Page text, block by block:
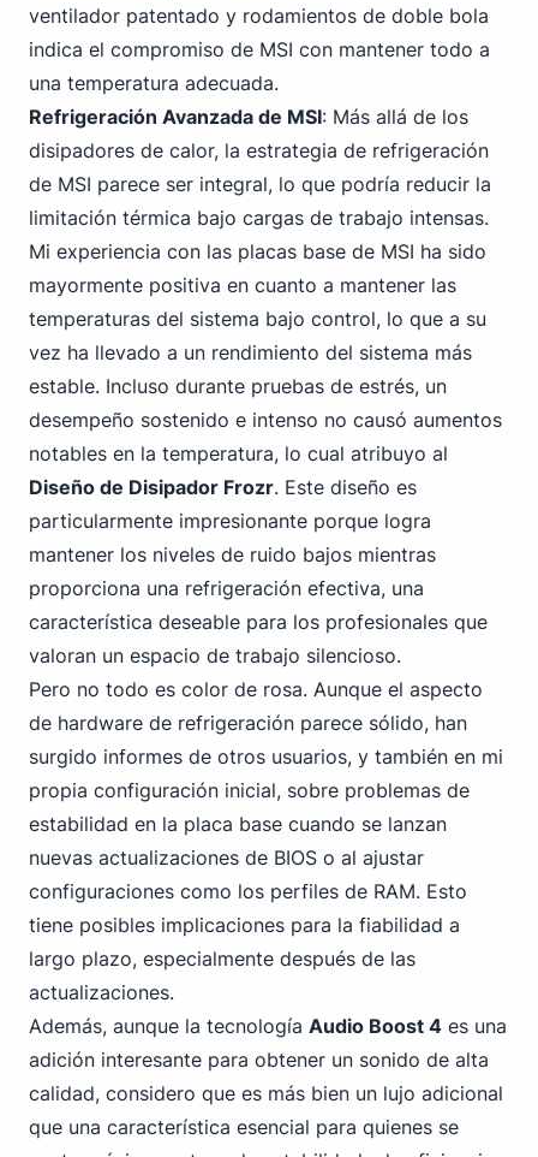
ventilador patentado y rodamientos de doble bola
indica el compromiso de MSI con mantener todo a
una temperatura adecuada.
Refrigeración Avanzada de MSI: Más allá de los
disipadores de calor, la estrategia de refrigeración
de MSI parece ser integral, lo que podría reducir la
limitación térmica bajo cargas de trabajo intensas.
Mi experiencia con las placas base de MSI ha sido
mayormente positiva en cuanto a mantener las
temperaturas del sistema bajo control, lo que a su
vez ha llevado a un rendimiento del sistema más
estable. Incluso durante pruebas de estrés, un
desempeño sostenido e intenso no causó aumentos
notables en la temperatura, lo cual atribuyo al
Diseño de Disipador Frozr. Este diseño es
particularmente impresionante porque logra
mantener los niveles de ruido bajos mientras
proporciona una refrigeración efectiva, una
característica deseable para los profesionales que
valoran un espacio de trabajo silencioso.
Pero no todo es color de rosa. Aunque el aspecto
de hardware de refrigeración parece sólido, han
surgido informes de otros usuarios, y también en mi
propia configuración inicial, sobre problemas de
estabilidad en la placa base cuando se lanzan
nuevas actualizaciones de BIOS o al ajustar
configuraciones como los perfiles de RAM. Esto
tiene posibles implicaciones para la fiabilidad a
largo plazo, especialmente después de las
actualizaciones.
Además, aunque la tecnología Audio Boost 4 es una
adición interesante para obtener un sonido de alta
calidad, considero que es más bien un lujo adicional
que una característica esencial para quienes se